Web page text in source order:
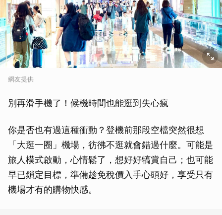
網友提供
別再滑手機了！候機時間也能逛到失心瘋
你是否也有過這種衝動？登機前那段空檔突然很想
「大逛一圈」機場，彷彿不逛就會錯過什麼。可能是
旅人模式啟動，心情鬆了，想好好犒賞自己；也可能
早已鎖定目標，準備趁免稅價入手心頭好，享受只有
機場才有的購物快感。